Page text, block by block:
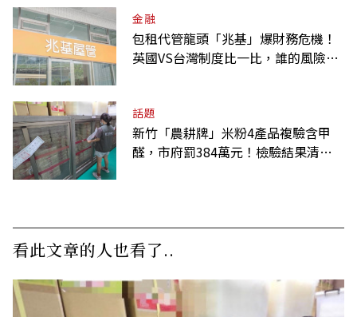
金融
包租代管龍頭「兆基」爆財務危機！
英國VS台灣制度比一比，誰的風險
話題
新竹「農耕牌」米粉4產品複驗含甲
醛，市府罰384萬元！檢驗結果清單
看此文章的人也看了..